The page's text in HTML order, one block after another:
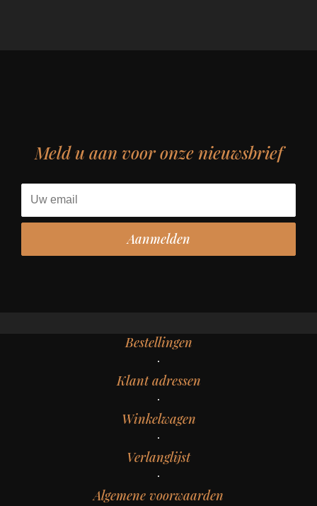
Meld u aan voor onze nieuwsbrief
Bestellingen
Klant adressen
Winkelwagen
Verlanglijst
Algemene voorwaarden